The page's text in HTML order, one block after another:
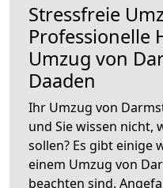
Stressfreie
Professionelle
Umzug von
Daaden
Ihr Umzug von
und Sie wissen nicht,
sollen? Es gibt einige
einem Umzug von
beachten sind.